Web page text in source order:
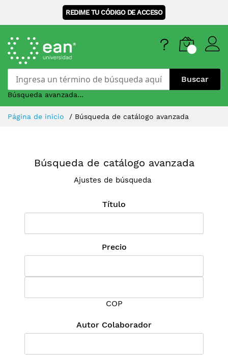
REDIME TU CÓDIGO DE ACCESO
Buscar
Búsqueda avanzada...
Skip
Página de inicio Búsqueda de catálogo avanzada
Búsqueda de catálogo avanzada
Ajustes de búsqueda
Título
Precio
COP
Autor Colaborador